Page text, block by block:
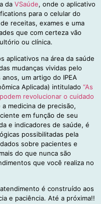
daVSaúde, onde o aplicativo
para o celular do
receitas, exames e uma
que com certeza vão
ou clínica.
aplicativos na área da saúde
mudanças vividas pelo
um artigo do IPEA
Aplicada) intitulado“As
revolucionar o cuidado
a medicina de precisão,
em função de seu
e indicadores de saúde, é
possibilitadas pela
sobre pacientes e
do que nunca são
que você realiza no
é construído aos
e paciência. Até a próxima!!